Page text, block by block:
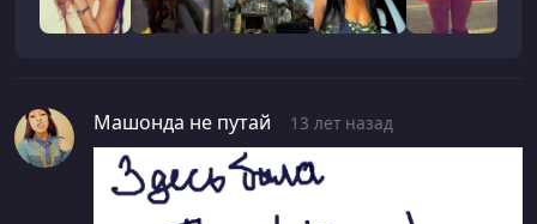
Машонда не путай 13 лет назад